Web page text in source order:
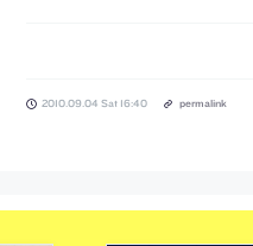
2010.09.04 Sat 16:40 permalink